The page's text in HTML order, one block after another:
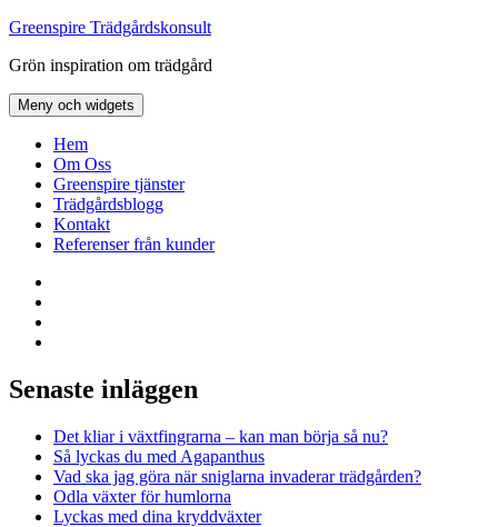
Hoppa
innehåll
Greenspire Trädgårdskonsult
Grön inspiration om trädgård
Meny och widgets
Hem
Om Oss
Greenspire tjänster
Trädgårdsblogg
Kontakt
Referenser från kunder
Senaste inläggen
Det kliar i växtfingrarna – kan man börja så nu?
Så lyckas du med Agapanthus
Vad ska jag göra när sniglarna invaderar trädgården?
Odla växter för humlorna
Lyckas med dina kryddväxter